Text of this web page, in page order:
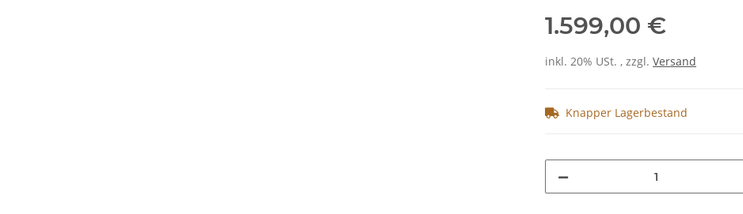
1.599,00 €
inkl. 20% USt. , zzgl. Versand
Knapper Lagerbestand